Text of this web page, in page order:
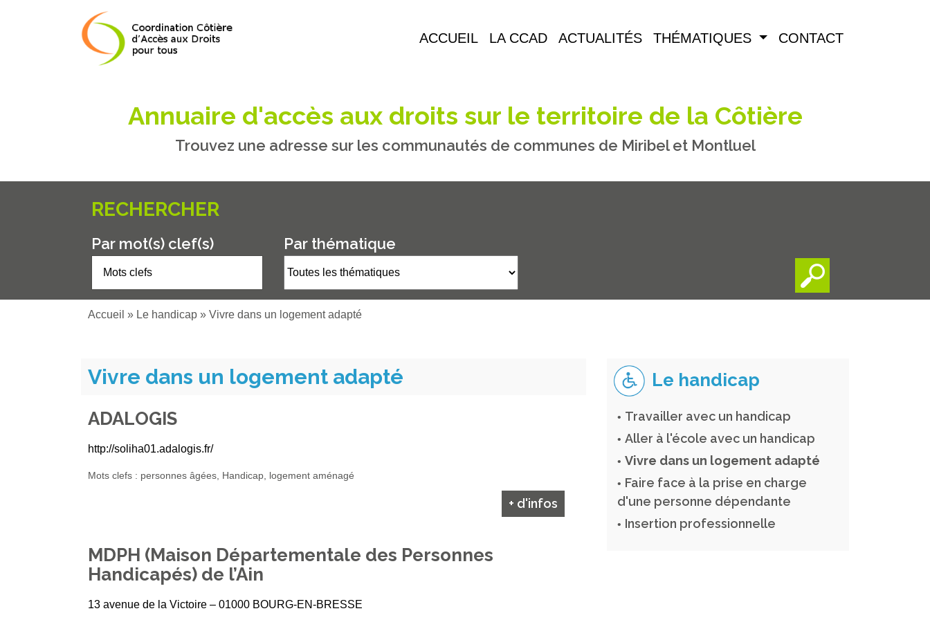
ACCUEIL LA CCAD ACTUALITÉS THÉMATIQUES CONTACT
Annuaire d'accès aux droits sur le territoire de la Côtière
Trouvez une adresse sur les communautés de communes de Miribel et Montluel
RECHERCHER
Par mot(s) clef(s) Par thématique
Accueil » Le handicap » Vivre dans un logement adapté
Vivre dans un logement adapté
ADALOGIS
http://soliha01.adalogis.fr/
Mots clefs : personnes âgées, Handicap, logement aménagé
+ d'infos
MDPH (Maison Départementale des Personnes
Handicapés) de l’Ain
13 avenue de la Victoire – 01000 BOURG-EN-BRESSE
Le handicap
Travailler avec un handicap
Aller à l'école avec un handicap
Vivre dans un logement adapté
Faire face à la prise en charge
d'une personne dépendante
Insertion professionnelle